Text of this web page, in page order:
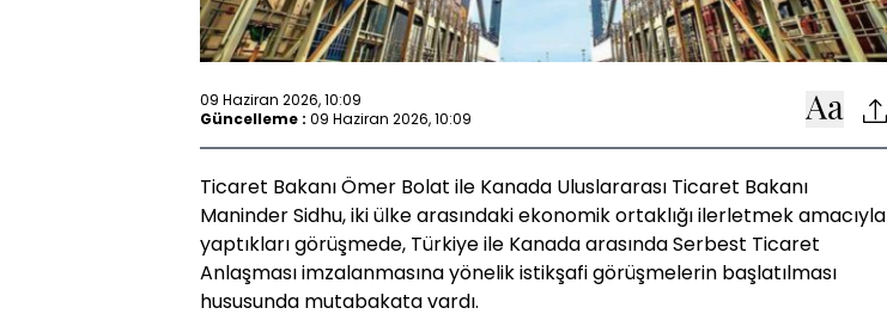
09 Haziran 2026, 10:09
Güncelleme : 09 Haziran 2026, 10:09
Ticaret Bakanı Ömer Bolat ile Kanada Uluslararası Ticaret Bakanı
Maninder Sidhu, iki ülke arasındaki ekonomik ortaklığı ilerletmek amacıyla
yaptıkları görüşmede, Türkiye ile Kanada arasında Serbest Ticaret
Anlaşması imzalanmasına yönelik istikşafi görüşmelerin başlatılması
hususunda mutabakata vardı.